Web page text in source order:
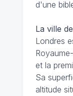
d'une
La ville
Londres
et la
Sa
altitude